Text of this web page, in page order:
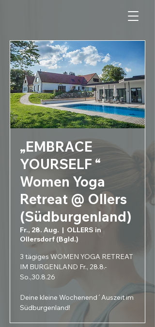
„EMBRACE
YOURSELF “
Women Yoga
Retreat @ Ollers
(Südburgenland)
Fr., 28. Aug.
  |
OLLERS in
Ollersdorf (Bgld.)
3 tägiges WOMEN YOGA RETREAT
IM BURGENLAND Fr., 28.8.-
So.,30.8.26
Deine kleine Wochenend´Auszeit im
Südburgenland!